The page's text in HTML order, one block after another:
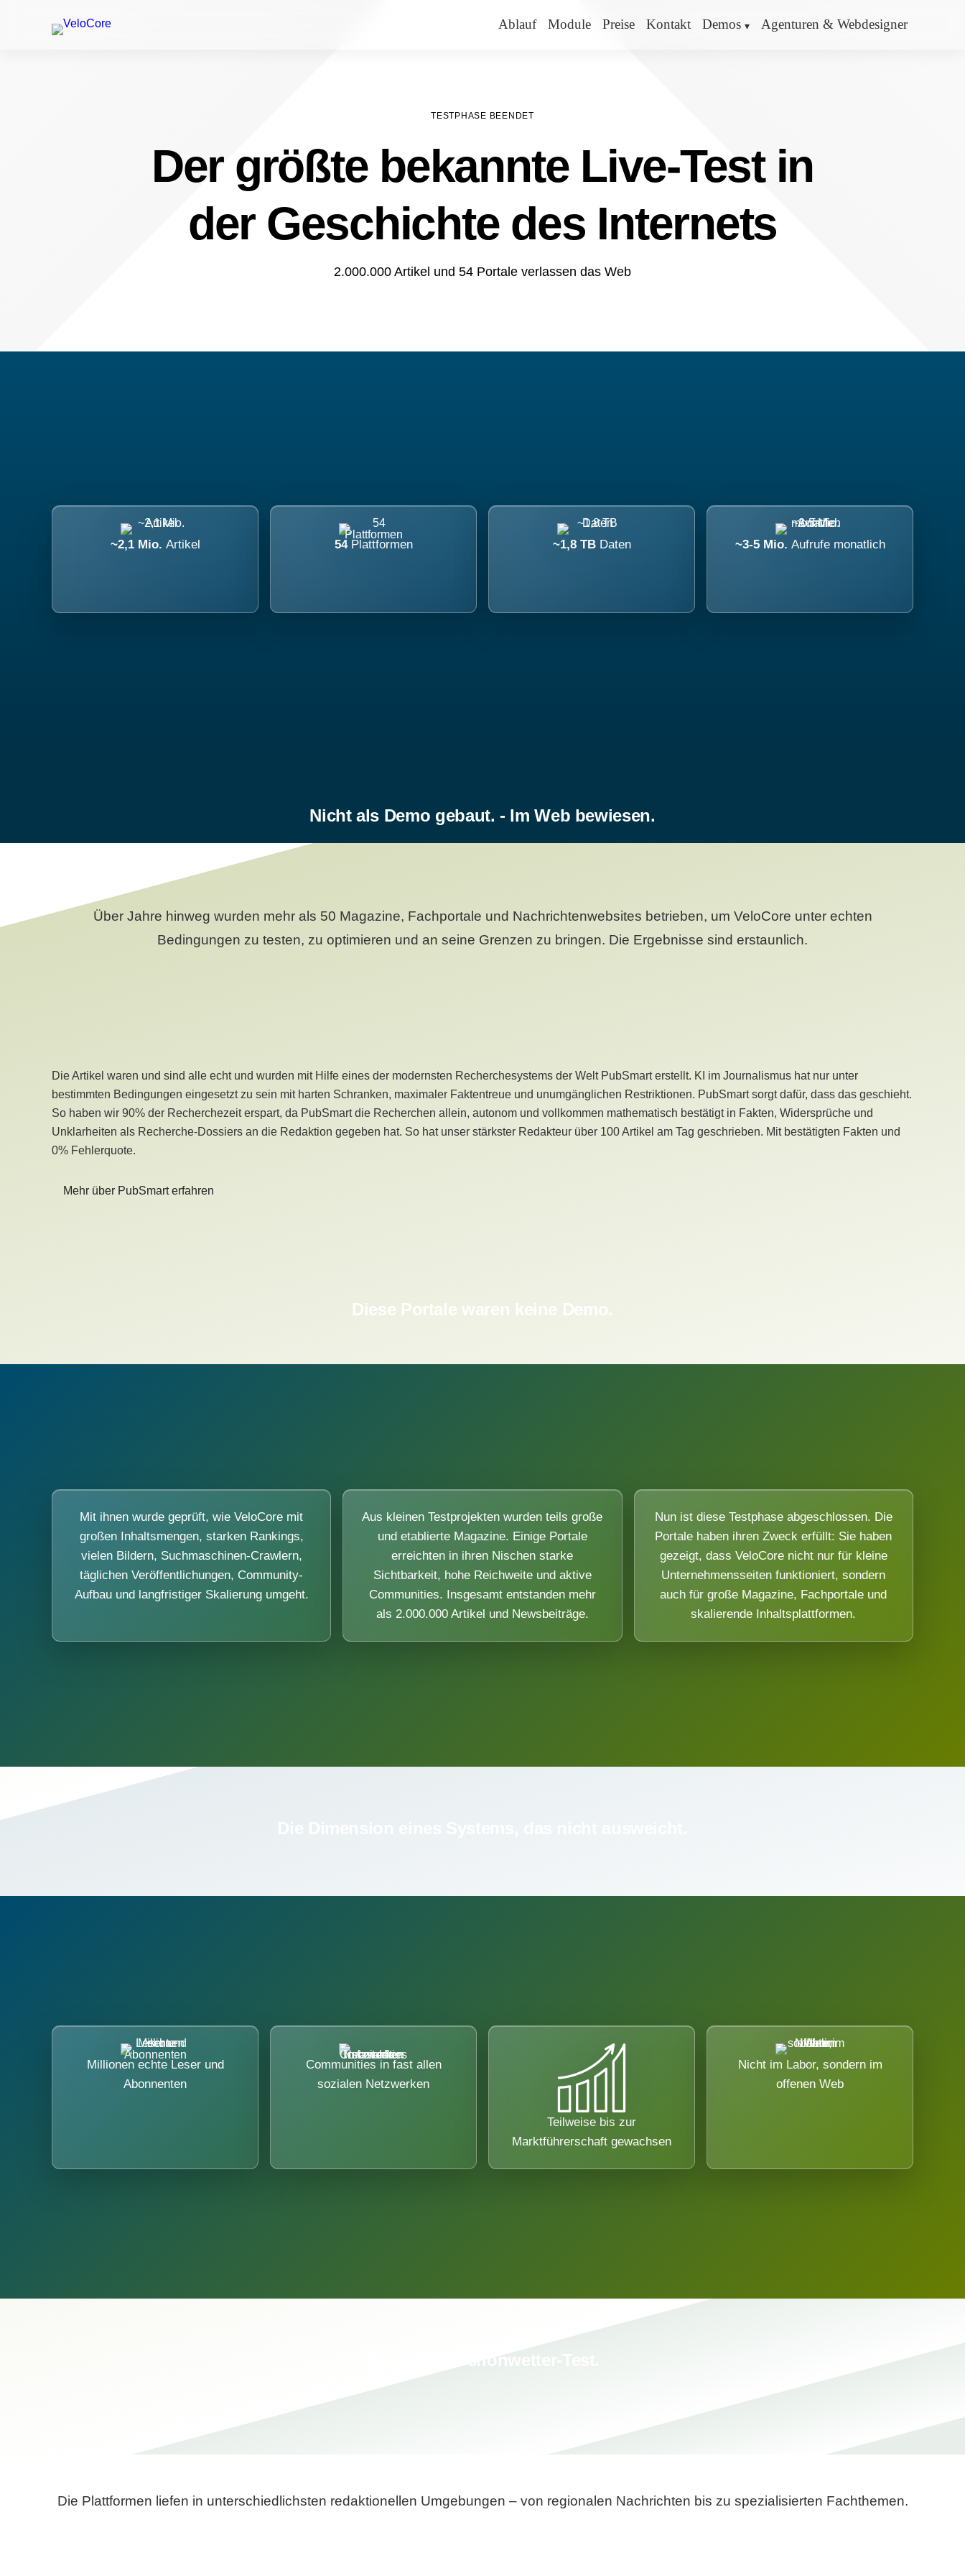
Ablauf Module Preise Kontakt Demos Agenturen & Webdesigner
TESTPHASE BEENDET
Der größte bekannte Live-Test in
der Geschichte des Internets
2.000.000 Artikel und 54 Portale verlassen das Web
~2,1 Mio. Artikel 54 Plattformen ~1,8 TB Daten ~3-5 Mio. Aufrufe monatlich
Nicht als Demo gebaut. - Im Web bewiesen.
Über Jahre hinweg wurden mehr als 50 Magazine, Fachportale und Nachrichtenwebsites betrieben, um VeloCore unter echten
Bedingungen zu testen, zu optimieren und an seine Grenzen zu bringen. Die Ergebnisse sind erstaunlich.
Die Artikel waren und sind alle echt und wurden mit Hilfe eines der modernsten Recherchesystems der Welt PubSmart erstellt. KI im Journalismus hat nur unter
bestimmten Bedingungen eingesetzt zu sein mit harten Schranken, maximaler Faktentreue und unumgänglichen Restriktionen. PubSmart sorgt dafür, dass das geschieht.
So haben wir 90% der Recherchezeit erspart, da PubSmart die Recherchen allein, autonom und vollkommen mathematisch bestätigt in Fakten, Widersprüche und
Unklarheiten als Recherche-Dossiers an die Redaktion gegeben hat. So hat unser stärkster Redakteur über 100 Artikel am Tag geschrieben. Mit bestätigten Fakten und
0% Fehlerquote.
Mehr über PubSmart erfahren
Diese Portale waren keine Demo.
Mit ihnen wurde geprüft, wie VeloCore mit
großen Inhaltsmengen, starken Rankings,
vielen Bildern, Suchmaschinen-Crawlern,
täglichen Veröffentlichungen, Community-
Aufbau und langfristiger Skalierung umgeht.
Aus kleinen Testprojekten wurden teils große
und etablierte Magazine. Einige Portale
erreichten in ihren Nischen starke
Sichtbarkeit, hohe Reichweite und aktive
Communities. Insgesamt entstanden mehr
als 2.000.000 Artikel und Newsbeiträge.
Nun ist diese Testphase abgeschlossen. Die
Portale haben ihren Zweck erfüllt: Sie haben
gezeigt, dass VeloCore nicht nur für kleine
Unternehmensseiten funktioniert, sondern
auch für große Magazine, Fachportale und
skalierende Inhaltsplattformen.
Millionen echte Leser und
Abonnenten
Communities in fast allen
sozialen Netzwerken
Teilweise bis zur
Marktführerschaft gewachsen
Nicht im Labor, sondern im
offenen Web
Die Plattformen liefen in unterschiedlichsten redaktionellen Umgebungen – von regionalen Nachrichten bis zu spezialisierten Fachthemen.